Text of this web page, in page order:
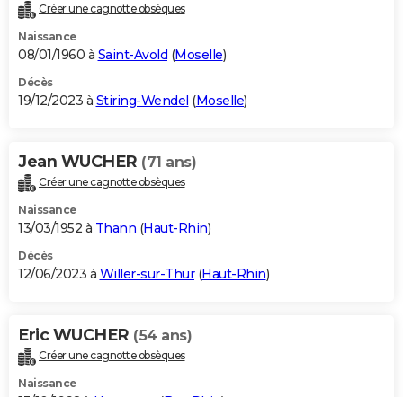
Créer une cagnotte obsèques
Naissance
08/01/1960 à Saint-Avold (Moselle)
Décès
19/12/2023 à Stiring-Wendel (Moselle)
Jean WUCHER (71 ans)
Créer une cagnotte obsèques
Naissance
13/03/1952 à Thann (Haut-Rhin)
Décès
12/06/2023 à Willer-sur-Thur(Haut-Rhin)
Eric WUCHER (54 ans)
Créer une cagnotte obsèques
Naissance